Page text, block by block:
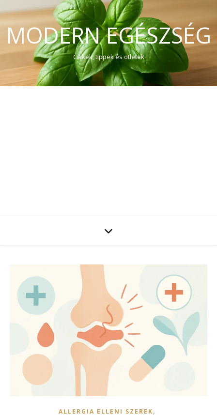
MODERN EGÉSZSÉG
Cikkek, tippek és ötletek
ALLERGIA ELLENI SZEREK,